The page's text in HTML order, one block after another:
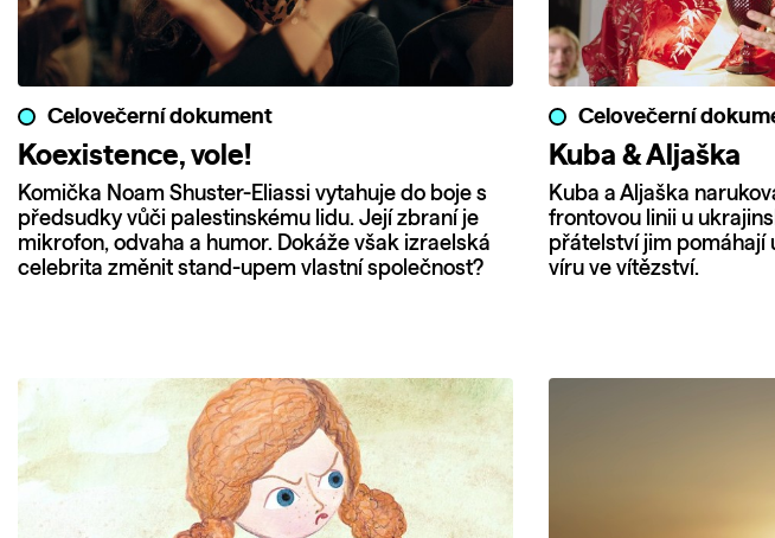
Celovečerní dokument
Koexistence, vole!
Komička Noam Shuster-Eliassi vytahuje do boje s
předsudky vůči palestinskému lidu. Její zbraní je
mikrofon, odvaha a humor. Dokáže však izraelská
celebrita změnit stand-upem vlastní společnost?
Celovečerní
Kuba & Aljaška
Kuba a Aljaška
frontovou linii u
přátelství jim pomáhají
víru ve vítězství.